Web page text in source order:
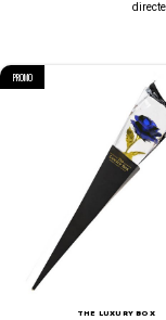
PROMO
THE LUXURY BOX